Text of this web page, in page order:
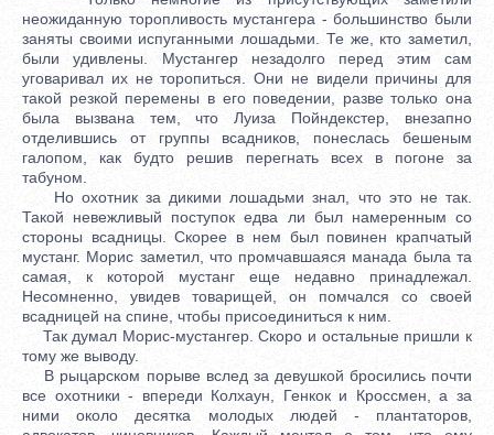
неожиданную торопливость мустангера - большинство были
заняты своими испуганными лошадьми. Те же, кто заметил,
были удивлены. Мустангер незадолго перед этим сам
уговаривал их не торопиться. Они не видели причины для
такой резкой перемены в его поведении, разве только она
была вызвана тем, что Луиза Пойндекстер, внезапно
отделившись от группы всадников, понеслась бешеным
галопом, как будто решив перегнать всех в погоне за
табуном.
Но охотник за дикими лошадьми знал, что это не так.
Такой невежливый поступок едва ли был намеренным со
стороны всадницы. Скорее в нем был повинен крапчатый
мустанг. Морис заметил, что промчавшаяся манада была та
самая, к которой мустанг еще недавно принадлежал.
Несомненно, увидев товарищей, он помчался со своей
всадницей на спине, чтобы присоединиться к ним.
Так думал Морис-мустангер. Скоро и остальные пришли к
тому же выводу.
В рыцарском порыве вслед за девушкой бросились почти
все охотники - впереди Колхаун, Генкок и Кроссмен, а за
ними около десятка молодых людей - плантаторов,